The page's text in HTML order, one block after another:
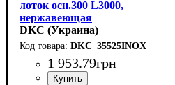
лоток осн.300 L3000,
нержавеющая
DKC (Украина)
DKC_35525INOX
1 953.79грн